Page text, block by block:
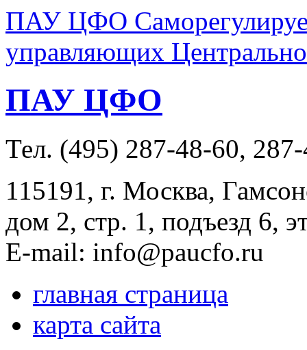
ПАУ ЦФО
управляющих
ПАУ ЦФО
Тел. (495) 287-48-60,
115191, г. Москва,
дом 2, стр. 1, подъезд 6,
E-mail: info@paucfo.ru
главная страница
карта сайта